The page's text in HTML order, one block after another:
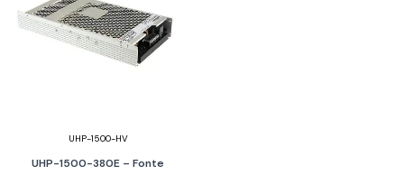
UHP-1500-HV
UHP-1500-380E – Fonte